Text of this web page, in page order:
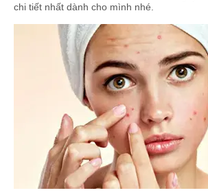
chi tiết nhất dành cho mình nhé.